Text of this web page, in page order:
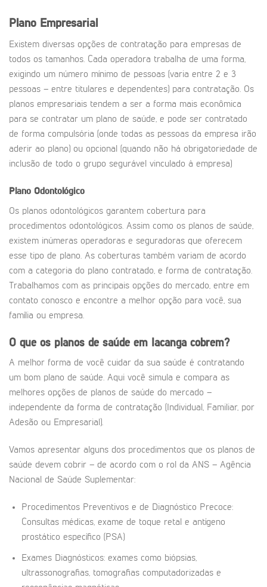
Plano Empresarial
Existem diversas opções de contratação para empresas de
todos os tamanhos. Cada operadora trabalha de uma forma,
exigindo um número mínimo de pessoas (varia entre 2 e 3
pessoas – entre titulares e dependentes) para contratação. Os
planos empresariais tendem a ser a forma mais econômica
para se contratar um plano de saúde, e pode ser contratado
de forma compulsória (onde todas as pessoas da empresa irão
aderir ao plano) ou opcional (quando não há obrigatoriedade de
inclusão de todo o grupo segurável vinculado à empresa)
Plano Odontológico
Os planos odontológicos garantem cobertura para
procedimentos odontológicos. Assim como os planos de saúde,
existem inúmeras operadoras e seguradoras que oferecem
esse tipo de plano. As coberturas também variam de acordo
com a categoria do plano contratado, e forma de contratação.
Trabalhamos com as principais opções do mercado, entre em
contato conosco e encontre a melhor opção para você, sua
família ou empresa.
O que os planos de saúde em Iacanga cobrem?
A melhor forma de você cuidar da sua saúde é contratando
um bom plano de saúde. Aqui você simula e compara as
melhores opções de planos de saúde do mercado –
independente da forma de contratação (Individual, Familiar, por
Adesão ou Empresarial).
Vamos apresentar alguns dos procedimentos que os planos de
saúde devem cobrir – de acordo com o rol da ANS – Agência
Nacional de Saúde Suplementar:
Procedimentos Preventivos e de Diagnóstico Precoce:
Consultas médicas, exame de toque retal e antígeno
prostático específico (PSA)
Exames Diagnósticos: exames como biópsias,
ultrassonografias, tomografias computadorizadas e